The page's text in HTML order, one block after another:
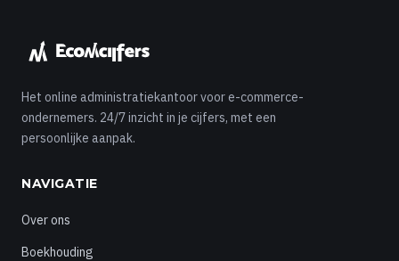
Het online administratiekantoor voor e-commerce-
ondernemers. 24/7 inzicht in je cijfers, met een
persoonlijke aanpak.
NAVIGATIE
Over ons
Boekhouding